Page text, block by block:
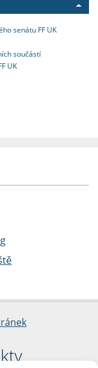
senátu FF UK
součástí
UK